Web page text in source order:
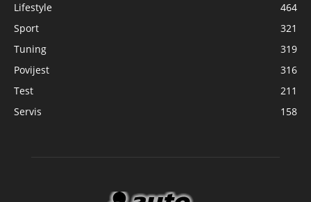
Lifestyle
464
Sport
321
Tuning
319
Povijest
316
Test
211
Servis
158